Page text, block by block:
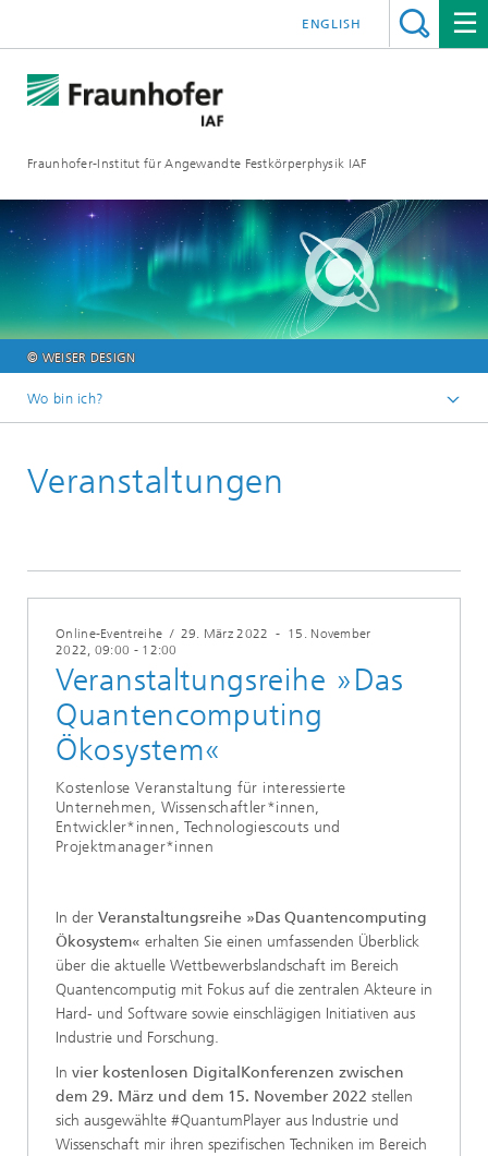
Fraunhofer-Institut für Angewandte Festkörperphysik IAF
ENGLISH
© WEISER DESIGN
Wo bin ich?
Veranstaltungen
Veranstaltungen
Online-Eventreihe / 29. März 2022 - 15. November
2022, 09:00 - 12:00
Veranstaltungsreihe »Das
Quantencomputing
Ökosystem«
Kostenlose Veranstaltung für interessierte
Unternehmen, Wissenschaftler*innen,
Entwickler*innen, Technologiescouts und
Projektmanager*innen
In der Veranstaltungsreihe »Das Quantencomputing
Ökosystem« erhalten Sie einen umfassenden Überblick
über die aktuelle Wettbewerbslandschaft im Bereich
Quantencomputig mit Fokus auf die zentralen Akteure in
Hard- und Software sowie einschlägigen Initiativen aus
Industrie und Forschung.
In vier kostenlosen DigitalKonferenzen zwischen
dem 29. März und dem 15. November 2022 stellen
sich ausgewählte #QuantumPlayer aus Industrie und
Wissenschaft mir ihren spezifischen Techniken im Bereich